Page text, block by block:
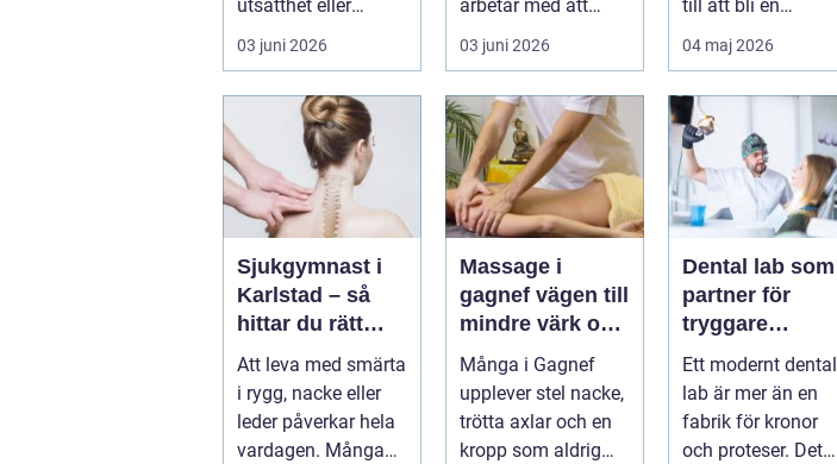
utsatthet eller
beroende prövas
både yrkesrollen o...
03 juni 2026
arbetar med att
förebygga,
behandla och lindra
problem...
03 juni 2026
till att bli en
självklar del av
mångas vardag...
04 maj 2026
Sjukgymnast i
Karlstad – så
hittar du rätt
hjälp för smärta
och rehab
Att leva med smärta
i rygg, nacke eller
leder påverkar hela
vardagen. Många
Massage i
gagnef vägen till
mindre värk och
mer
vardagsenergi
Många i Gagnef
upplever stel nacke,
trötta axlar och en
kropp som aldrig
Dental lab som
partner för
tryggare
tandvård
Ett modernt dental
lab är mer än en
fabrik för kronor
och proteser. Det